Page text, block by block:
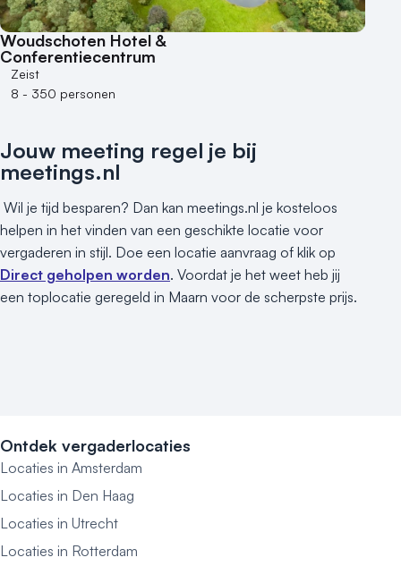
Woudschoten Hotel &
Conferentiecentrum
Zeist
8 - 350 personen
Jouw meeting regel je bij
meetings.nl
Wil je tijd besparen? Dan kan meetings.nl je kosteloos
helpen in het vinden van een geschikte locatie voor
vergaderen in stijl. Doe een locatie aanvraag of klik op
Direct geholpen worden. Voordat je het weet heb jij
een toplocatie geregeld in Maarn voor de scherpste prijs.
Ontdek vergaderlocaties
Locaties in Amsterdam
Locaties in Den Haag
Locaties in Utrecht
Locaties in Rotterdam